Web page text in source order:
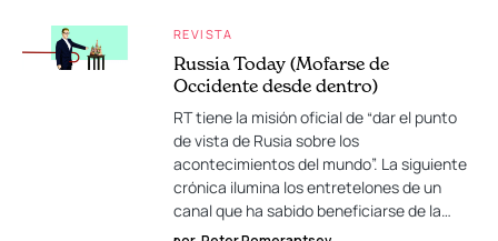
REVISTA
Russia Today (Mofarse de
Occidente desde dentro)
RT tiene la misión oficial de “dar el punto
de vista de Rusia sobre los
acontecimientos del mundo”. La siguiente
crónica ilumina los entretelones de un
canal que ha sabido beneficiarse de la…